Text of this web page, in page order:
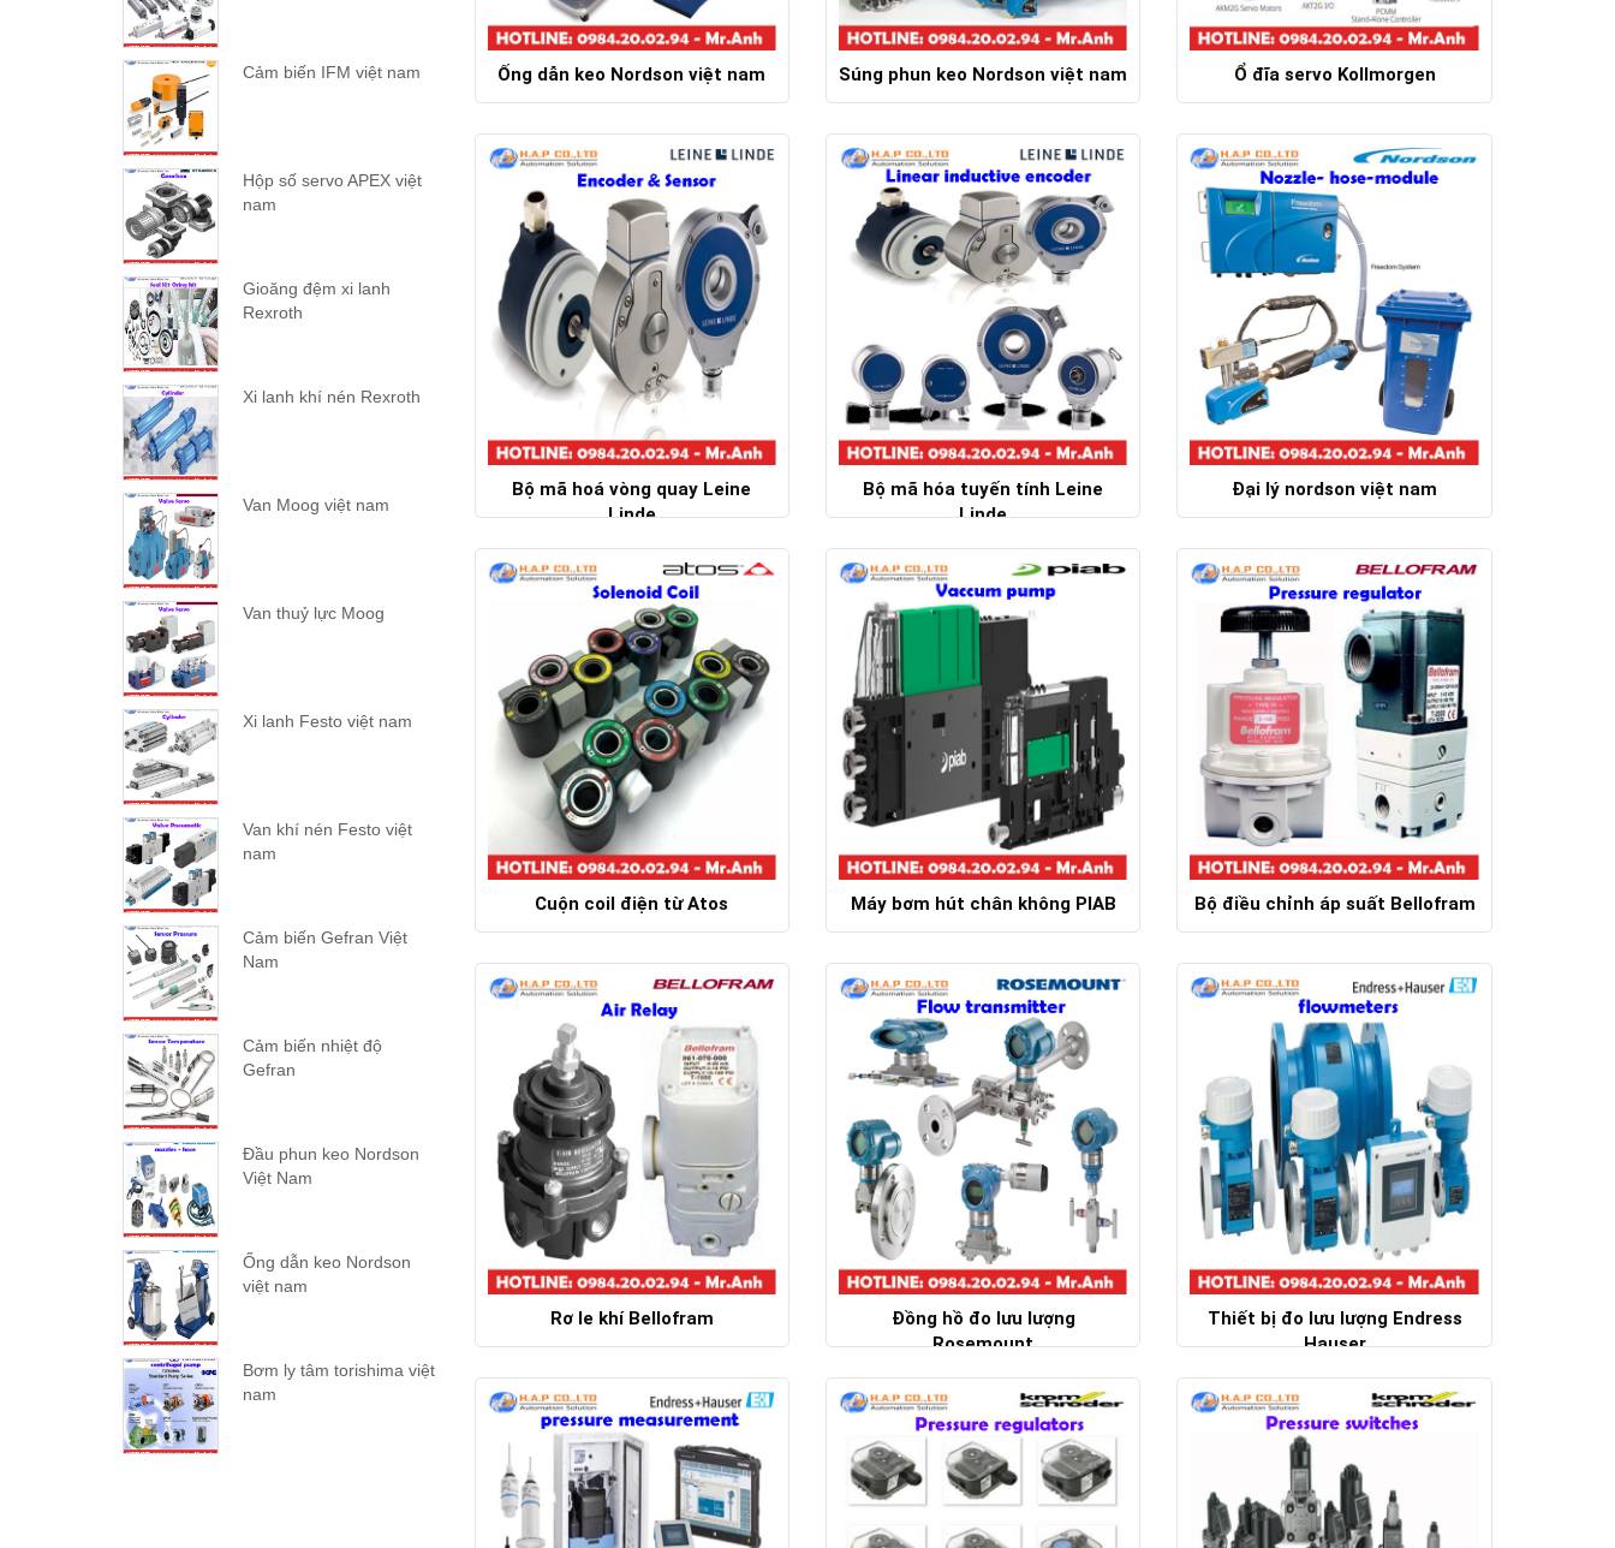
Ống dẫn keo Nordson việt nam Súng phun keo Nordson việt nam Ổ đĩa servo Kollmorgen
Chi tiết
Bộ mã hoá vòng quay Leine
Linde
Bộ mã hóa tuyến tính Leine
Linde
Đại lý nordson việt nam
Chi tiết
Cuộn coil điện từ Atos
Chi tiết
Máy bơm hút chân không PIAB
Chi tiết
Bộ điều chỉnh áp suất Bellofram
Chi tiết
Rơ le khí Bellofram
Chi tiết
Đồng hồ đo lưu lượng
Rosemount
Thiết bị đo lưu lượng Endress
Hauser
Cảm biến IFM việt nam
Hộp số servo APEX việt
nam
Gioăng đệm xi lanh
Rexroth
Xi lanh khí nén Rexroth
Van Moog việt nam
Van thuỷ lực Moog
Xi lanh Festo việt nam
Van khí nén Festo việt
nam
Cảm biến Gefran Việt
Nam
Cảm biến nhiệt độ
Gefran
Đầu phun keo Nordson
Việt Nam
Ống dẫn keo Nordson
việt nam
Bơm ly tâm torishima việt
nam